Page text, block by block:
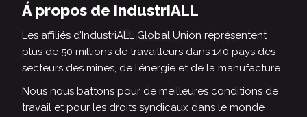
Á propos de IndustriALL
Les affiliés d’IndustriALL Global Union représentent
plus de 50 millions de travailleurs dans 140 pays des
secteurs des mines, de l’énergie et de la manufacture.
Nous nous battons pour de meilleures conditions de
travail et pour les droits syndicaux dans le monde